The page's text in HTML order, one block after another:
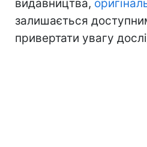
видавництва,
залишається
привертати увагу